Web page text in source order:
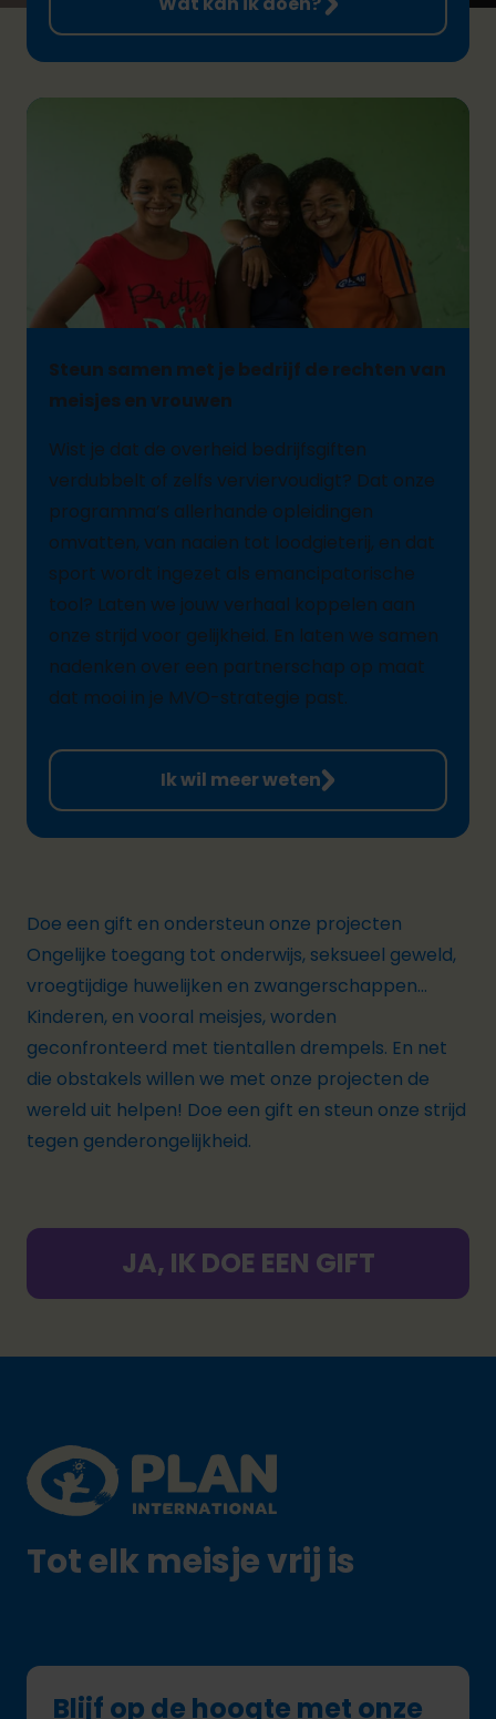
Steun samen met je bedrijf de rechten van
meisjes en vrouwen
Wist je dat de overheid bedrijfsgiften
verdubbelt of zelfs verviervoudigt? Dat onze
programma’s allerhande opleidingen
omvatten, van naaien tot loodgieterij, en dat
sport wordt ingezet als emancipatorische
tool? Laten we jouw verhaal koppelen aan
onze strijd voor gelijkheid. En laten we samen
nadenken over een partnerschap op maat
dat mooi in je MVO-strategie past.
Ik wil meer weten
Doe een gift en ondersteun onze projecten
Ongelijke toegang tot onderwijs, seksueel geweld,
vroegtijdige huwelijken en zwangerschappen…
Kinderen, en vooral meisjes, worden
geconfronteerd met tientallen drempels. En net
die obstakels willen we met onze projecten de
wereld uit helpen! Doe een gift en steun onze strijd
tegen genderongelijkheid.
JA, IK DOE EEN GIFT
Plan International logo
Tot elk meisje vrij is
Blijf op de hoogte met onze